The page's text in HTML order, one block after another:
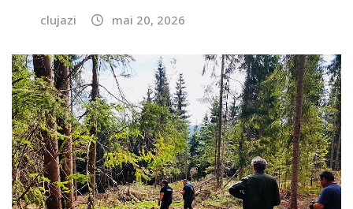
clujazi mai 20, 2026